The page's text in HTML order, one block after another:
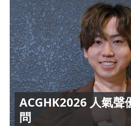
ACGHK2026 人氣聲
問